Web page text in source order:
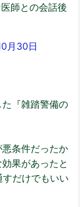
師との会話後
月30日
『雑踏警備の
条件だったか
果があったと
だけでもいい